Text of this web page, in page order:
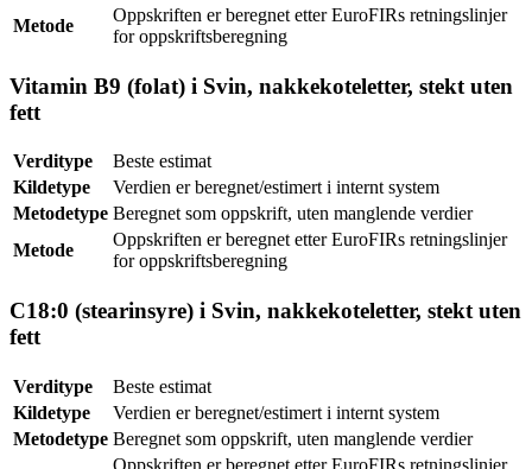
Metode
Oppskriften er beregnet etter EuroFIRs retningslinjer
for oppskriftsberegning
Vitamin B9 (folat) i Svin, nakkekoteletter, stekt uten
fett
Verditype
Beste estimat
Kildetype
Verdien er beregnet/estimert i internt system
Metodetype Beregnet som oppskrift, uten manglende verdier
Metode
Oppskriften er beregnet etter EuroFIRs retningslinjer
for oppskriftsberegning
C18:0 (stearinsyre) i Svin, nakkekoteletter, stekt uten
fett
Verditype
Beste estimat
Kildetype
Verdien er beregnet/estimert i internt system
Metodetype Beregnet som oppskrift, uten manglende verdier
Oppskriften er beregnet etter EuroFIRs retningslinjer